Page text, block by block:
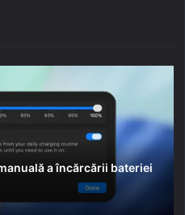
a încărcării bateriei